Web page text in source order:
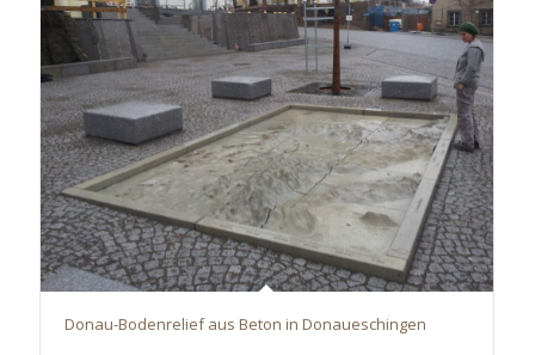
Donau-Bodenrelief aus Beton in Donaueschingen